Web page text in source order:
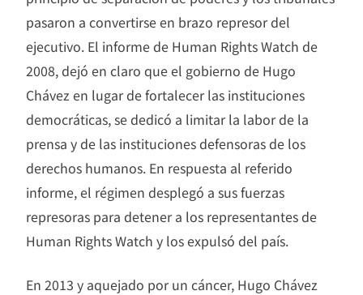
pasaron a convertirse en brazo represor del
ejecutivo. El informe de Human Rights Watch de
2008, dejó en claro que el gobierno de Hugo
Chávez en lugar de fortalecer las instituciones
democráticas, se dedicó a limitar la labor de la
prensa y de las instituciones defensoras de los
derechos humanos. En respuesta al referido
informe, el régimen desplegó a sus fuerzas
represoras para detener a los representantes de
Human Rights Watch y los expulsó del país.
En 2013 y aquejado por un cáncer, Hugo Chávez